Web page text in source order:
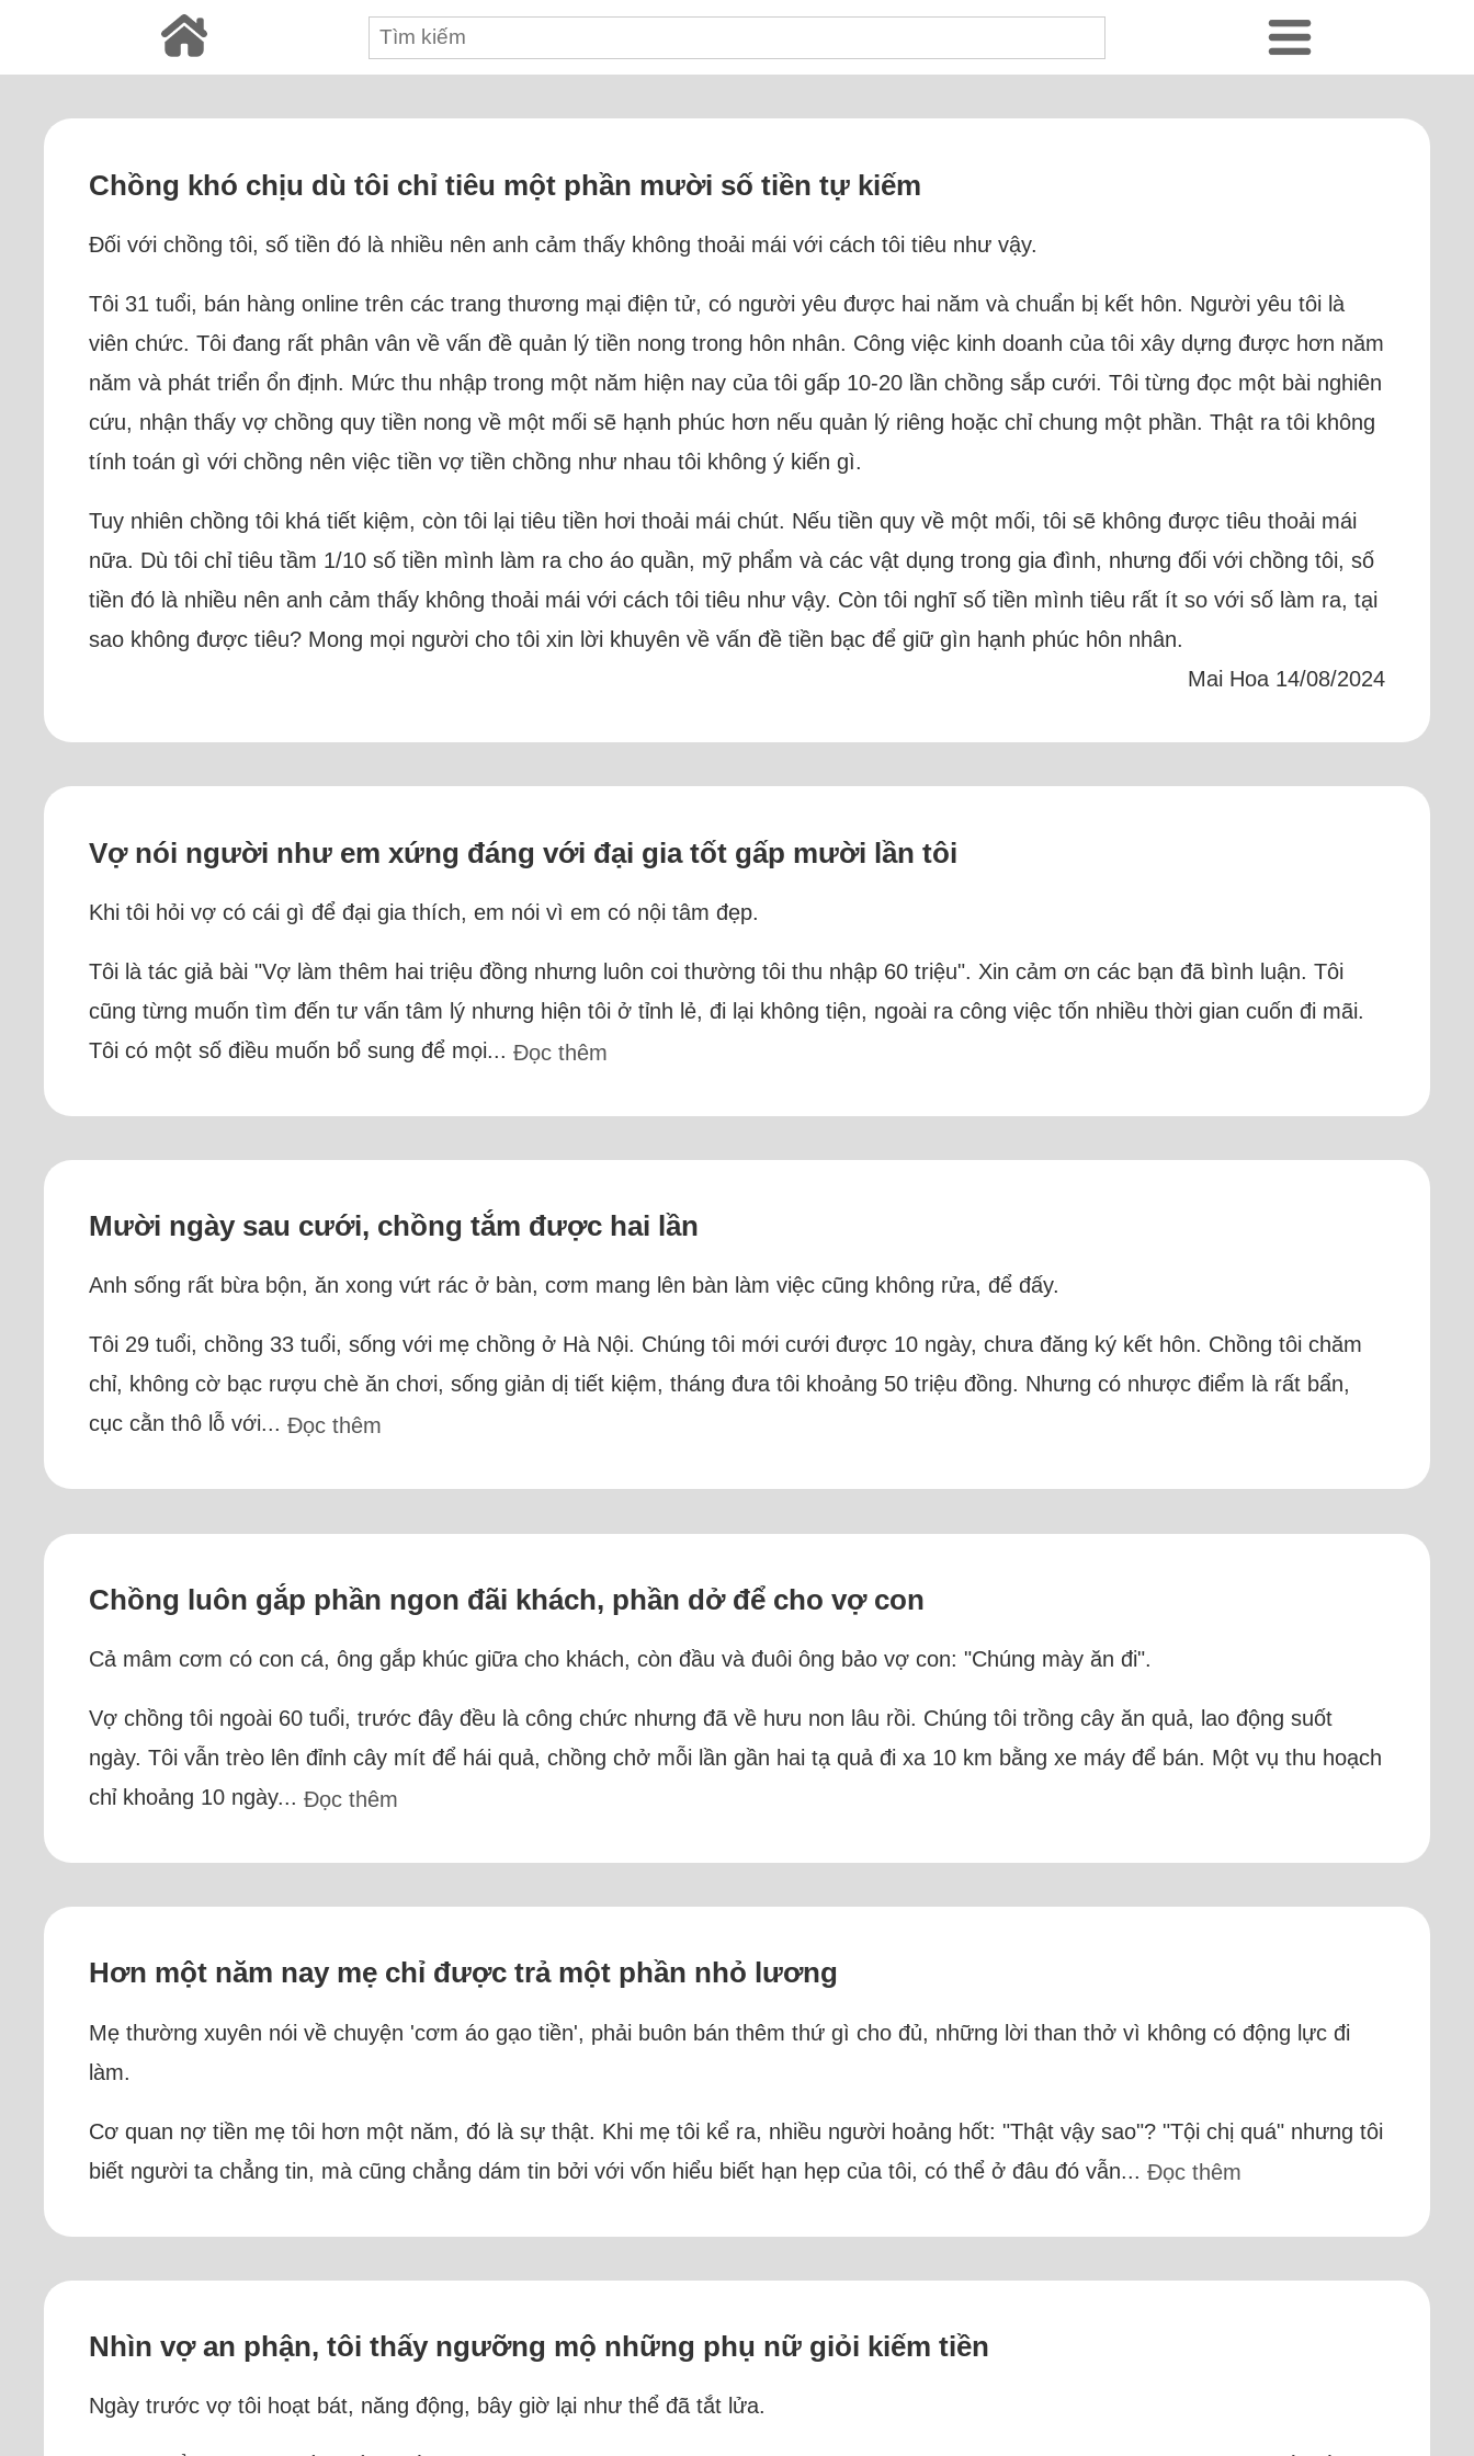
Chồng khó chịu dù tôi chỉ tiêu một phần mười số tiền tự kiếm
Đối với chồng tôi, số tiền đó là nhiều nên anh cảm thấy không thoải mái với cách tôi tiêu như vậy.
Tôi 31 tuổi, bán hàng online trên các trang thương mại điện tử, có người yêu được hai năm và chuẩn bị kết hôn. Người yêu tôi là
viên chức. Tôi đang rất phân vân về vấn đề quản lý tiền nong trong hôn nhân. Công việc kinh doanh của tôi xây dựng được hơn năm
năm và phát triển ổn định. Mức thu nhập trong một năm hiện nay của tôi gấp 10-20 lần chồng sắp cưới. Tôi từng đọc một bài nghiên
cứu, nhận thấy vợ chồng quy tiền nong về một mối sẽ hạnh phúc hơn nếu quản lý riêng hoặc chỉ chung một phần. Thật ra tôi không
tính toán gì với chồng nên việc tiền vợ tiền chồng như nhau tôi không ý kiến gì.
Tuy nhiên chồng tôi khá tiết kiệm, còn tôi lại tiêu tiền hơi thoải mái chút. Nếu tiền quy về một mối, tôi sẽ không được tiêu thoải mái
nữa. Dù tôi chỉ tiêu tầm 1/10 số tiền mình làm ra cho áo quần, mỹ phẩm và các vật dụng trong gia đình, nhưng đối với chồng tôi, số
tiền đó là nhiều nên anh cảm thấy không thoải mái với cách tôi tiêu như vậy. Còn tôi nghĩ số tiền mình tiêu rất ít so với số làm ra, tại
sao không được tiêu? Mong mọi người cho tôi xin lời khuyên về vấn đề tiền bạc để giữ gìn hạnh phúc hôn nhân.
Mai Hoa 14/08/2024
Vợ nói người như em xứng đáng với đại gia tốt gấp mười lần tôi
Khi tôi hỏi vợ có cái gì để đại gia thích, em nói vì em có nội tâm đẹp.
Tôi là tác giả bài "Vợ làm thêm hai triệu đồng nhưng luôn coi thường tôi thu nhập 60 triệu". Xin cảm ơn các bạn đã bình luận. Tôi
cũng từng muốn tìm đến tư vấn tâm lý nhưng hiện tôi ở tỉnh lẻ, đi lại không tiện, ngoài ra công việc tốn nhiều thời gian cuốn đi mãi.
Tôi có một số điều muốn bổ sung để mọi... Đọc thêm
Mười ngày sau cưới, chồng tắm được hai lần
Anh sống rất bừa bộn, ăn xong vứt rác ở bàn, cơm mang lên bàn làm việc cũng không rửa, để đấy.
Tôi 29 tuổi, chồng 33 tuổi, sống với mẹ chồng ở Hà Nội. Chúng tôi mới cưới được 10 ngày, chưa đăng ký kết hôn. Chồng tôi chăm
chỉ, không cờ bạc rượu chè ăn chơi, sống giản dị tiết kiệm, tháng đưa tôi khoảng 50 triệu đồng. Nhưng có nhược điểm là rất bẩn,
cục cằn thô lỗ với... Đọc thêm
Chồng luôn gắp phần ngon đãi khách, phần dở để cho vợ con
Cả mâm cơm có con cá, ông gắp khúc giữa cho khách, còn đầu và đuôi ông bảo vợ con: "Chúng mày ăn đi".
Vợ chồng tôi ngoài 60 tuổi, trước đây đều là công chức nhưng đã về hưu non lâu rồi. Chúng tôi trồng cây ăn quả, lao động suốt
ngày. Tôi vẫn trèo lên đỉnh cây mít để hái quả, chồng chở mỗi lần gần hai tạ quả đi xa 10 km bằng xe máy để bán. Một vụ thu hoạch
chỉ khoảng 10 ngày... Đọc thêm
Hơn một năm nay mẹ chỉ được trả một phần nhỏ lương
Mẹ thường xuyên nói về chuyện 'cơm áo gạo tiền', phải buôn bán thêm thứ gì cho đủ, những lời than thở vì không có động lực đi
làm.
Cơ quan nợ tiền mẹ tôi hơn một năm, đó là sự thật. Khi mẹ tôi kể ra, nhiều người hoảng hốt: "Thật vậy sao"? "Tội chị quá" nhưng tôi
biết người ta chẳng tin, mà cũng chẳng dám tin bởi với vốn hiểu biết hạn hẹp của tôi, có thể ở đâu đó vẫn... Đọc thêm
Nhìn vợ an phận, tôi thấy ngưỡng mộ những phụ nữ giỏi kiếm tiền
Ngày trước vợ tôi hoạt bát, năng động, bây giờ lại như thể đã tắt lửa.